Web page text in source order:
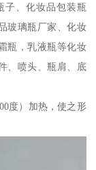
子、化妆品包装瓶
玻璃瓶厂家、化妆
瓶，乳液瓶等化妆
、喷头、瓶肩、底
度）加热，使之形